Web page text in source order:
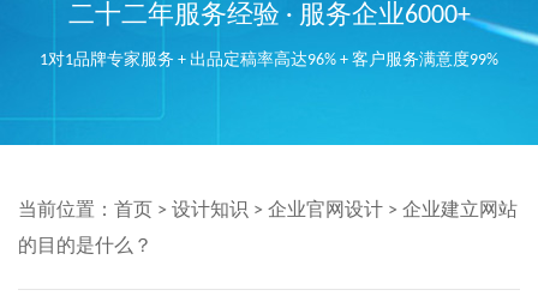
二十二年服务经验 · 服务企业6000+
1对1品牌专家服务 + 出品定稿率高达96% + 客户服务满意度99%
当前位置： 首页 > 设计知识 > 企业官网设计 > 企业建立网站
的目的是什么？